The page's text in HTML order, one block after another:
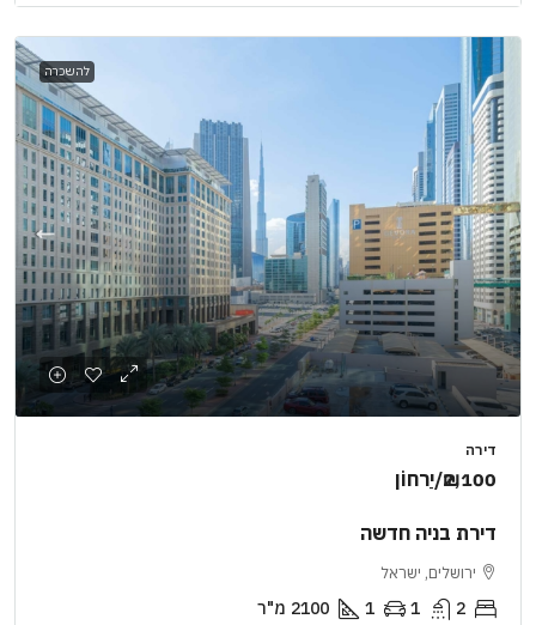
להשכרה
דירה
₪2,100/יַרחוֹן
דירת בניה חדשה
ירושלים, ישראל
2
1
1
2100 מ"ר